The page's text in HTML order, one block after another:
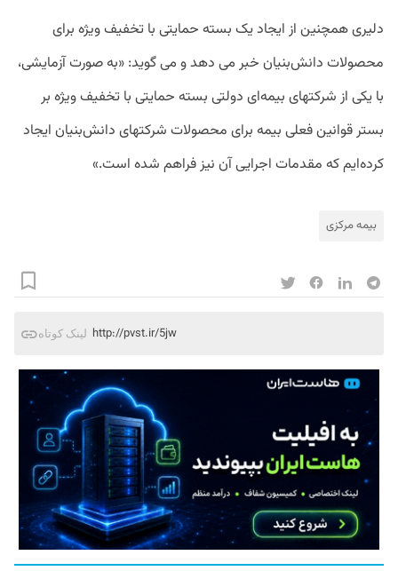
دلیری همچنین از ایجاد یک بسته حمایتی با تخفیف ویژه برای
محصولات دانش‌بنیان خبر می دهد و می گوید: «به صورت آزمایشی،
با یکی از شرکتهای بیمه‌ای دولتی بسته حمایتی با تخفیف ویژه بر
بستر قوانین فعلی بیمه برای محصولات شرکتهای دانش‌بنیان ایجاد
کرده‌ایم که مقدمات اجرایی آن نیز فراهم شده است.»
بیمه مرکزی
لینک کوتاه http://pvst.ir/5jw